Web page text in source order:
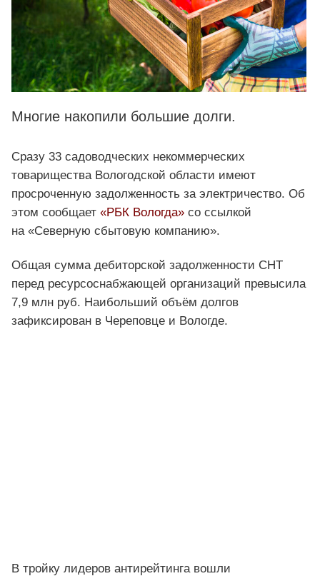
Многие накопили большие долги.
Сразу 33 садоводческих некоммерческих
товарищества Вологодской области имеют
просроченную задолженность за электричество. Об
этом сообщает «РБК Вологда» со ссылкой
на «Северную сбытовую компанию».
Общая сумма дебиторской задолженности СНТ
перед ресурсоснабжающей организаций превысила
7,9 млн руб. Наибольший объём долгов
зафиксирован в Череповце и Вологде.
В тройку лидеров антирейтинга вошли